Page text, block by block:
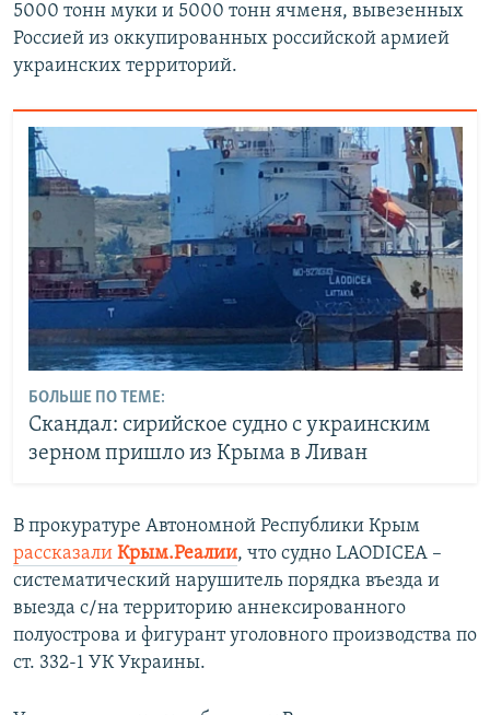
5000 тонн муки и 5000 тонн ячменя, вывезенных
Россией из оккупированных российской армией
украинских территорий.
БОЛЬШЕ ПО ТЕМЕ:
Скандал: сирийское судно с украинским
зерном пришло из Крыма в Ливан
В прокуратуре Автономной Республики Крым
рассказали Крым.Реалии, что судно LAODICEA –
систематический нарушитель порядка въезда и
выезда с/на территорию аннексированного
полуострова и фигурант уголовного производства по
ст. 332-1 УК Украины.